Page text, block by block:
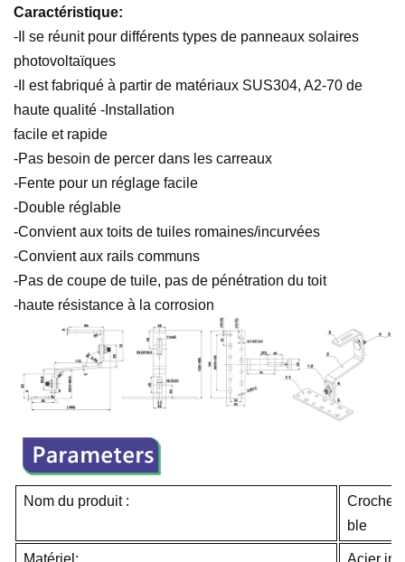
Caractéristique:
-Il se réunit pour différents types de panneaux solaires
photovoltaïques
-Il est fabriqué à partir de matériaux SUS304, A2-70 de
haute qualité -Installation
facile et rapide
-Pas besoin de percer dans les carreaux
-Fente pour un réglage facile
-Double réglable
-Convient aux toits de tuiles romaines/incurvées
-Convient aux rails communs
-Pas de coupe de tuile, pas de pénétration du toit
-haute résistance à la corrosion
Nom du produit :
Crochet
ble
Matériel: Acier